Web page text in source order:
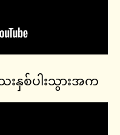
နှစ်ပါးသွားအက